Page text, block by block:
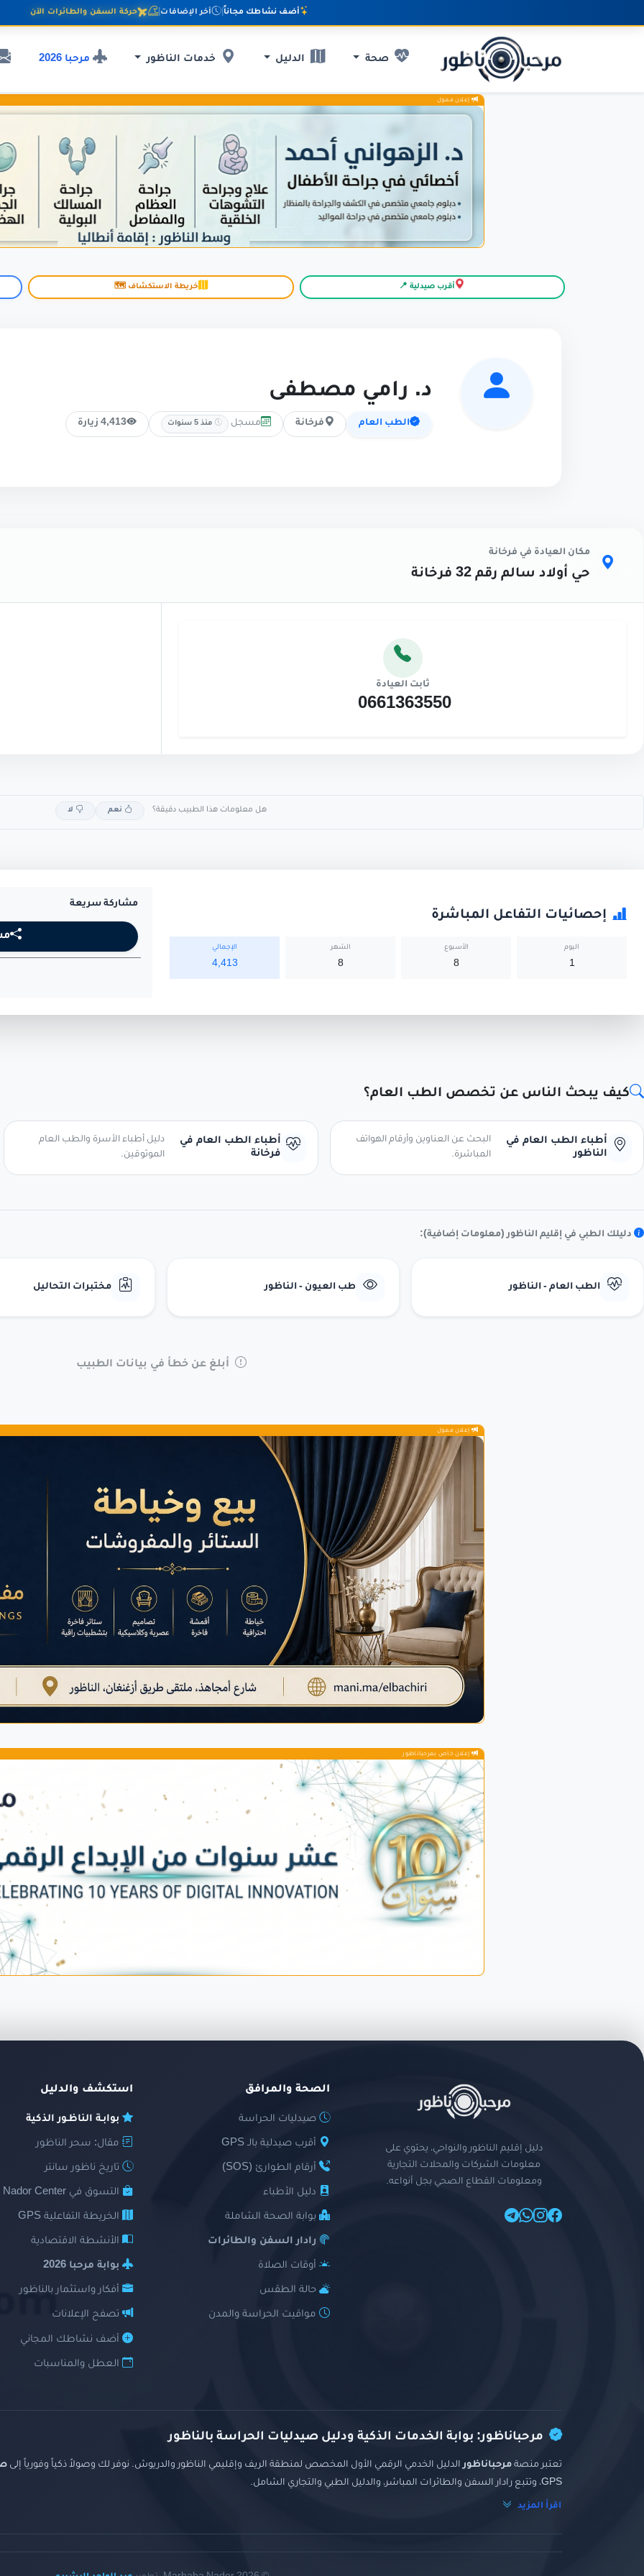
أضف نشاطك مجاناً | آخر الإضافات | حركة السفن والطائرات الآن
صحة الدليل خدمات الناظور مرحبا 2026
إعلان ممول
أقرب صيدلية 📍 خريطة الاستكشاف 🗺️
د. رامي مصطفى
الطب العام فرخانة مسجل منذ 5 سنوات 4,413 زيارة
مكان العيادة في فرخانة
حي أولاد سالم رقم 32 فرخانة
ثابت العيادة
0661363550
هل معلومات هذا الطبيب دقيقة؟ نعم لا
إحصائيات التفاعل المباشرة
اليوم
1
الأسبوع
8
الشهر
8
الإجمالي
4,413
مشاركة سريعة
كيف يبحث الناس عن تخصص الطب العام؟
أطباء الطب العام في
الناظور
البحث عن العناوين وأرقام الهواتف
المباشرة.
أطباء الطب العام في
فرخانة
دليل أطباء الأسرة والطب العام
الموثوقين.
دليلك الطبي في إقليم الناظور (معلومات إضافية):
الطب العام - الناظور طب العيون - الناظور مختبرات التحاليل
أبلغ عن خطأ في بيانات الطبيب
إعلان ممول
إعلان خاص بمرحباناظور
دليل إقليم الناظور والنواحي، يحتوي على
معلومات الشركات والمحلات التجارية
ومعلومات القطاع الصحي بجل أنواعه.
الصحة والمرافق
صيدليات الحراسة
أقرب صيدلية بالـ GPS
أرقام الطوارئ (SOS)
دليل الأطباء
بوابة الصحة الشاملة
رادار السفن والطائرات
أوقات الصلاة
حالة الطقس
مواقيت الحراسة والمدن
استكشف والدليل
بوابـة الناظـور الذكية
مقال: سحر الناظور
تاريخ ناظور سانتر
التسوق في Nador Center
الخريطة التفاعلية GPS
الأنشطة الاقتصادية
بوابة مرحبا 2026
أفكار واستثمار بالناظور
تصفح الإعلانات
أضف نشاطك المجاني
العطل والمناسبات
مرحباناظور: بوابة الخدمات الذكية ودليل صيدليات الحراسة بالناظور
تعتبر منصة مرحباناظورالدليل الخدمي الرقمي الأول المخصص لمنطقة الريف وإقليمي الناظور والدريوش. نوفر لك وصولاً ذكياً وفورياً إلى
GPS، وتتبع رادار السفن والطائرات المباشر، والدليل الطبي والتجاري الشامل.
اقرأ المزيد